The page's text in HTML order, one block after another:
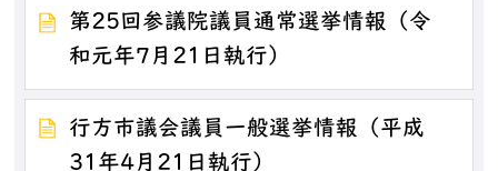
第25回参議院議員通常選挙情報（令
和元年7月21日執行）
行方市議会議員一般選挙情報（平成
31年4月21日執行）